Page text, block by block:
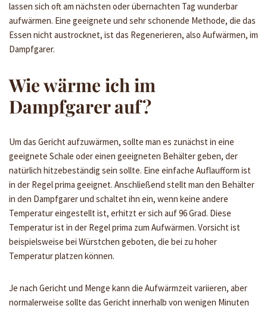
lassen sich oft am nächsten oder übernachten Tag wunderbar
aufwärmen. Eine geeignete und sehr schonende Methode, die das
Essen nicht austrocknet, ist das Regenerieren, also Aufwärmen, im
Dampfgarer.
Wie wärme ich im
Dampfgarer auf?
Um das Gericht aufzuwärmen, sollte man es zunächst in eine
geeignete Schale oder einen geeigneten Behälter geben, der
natürlich hitzebeständig sein sollte. Eine einfache Auflaufform ist
in der Regel prima geeignet. Anschließend stellt man den Behälter
in den Dampfgarer und schaltet ihn ein, wenn keine andere
Temperatur eingestellt ist, erhitzt er sich auf 96 Grad. Diese
Temperatur ist in der Regel prima zum Aufwärmen. Vorsicht ist
beispielsweise bei Würstchen geboten, die bei zu hoher
Temperatur platzen können.
Je nach Gericht und Menge kann die Aufwärmzeit variieren, aber
normalerweise sollte das Gericht innerhalb von wenigen Minuten